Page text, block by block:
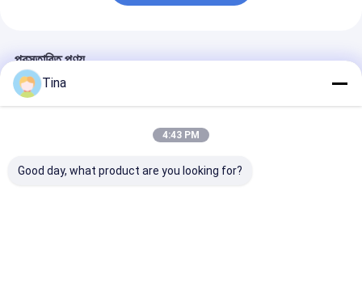
প্রস্তাবিত পণ্য
Tina
4:43 PM
Good day, what product are you looking for?